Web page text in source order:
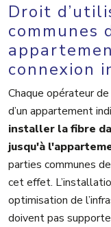
Droit
communes
connexion
Chaque opérateur
d’un appartement
installer la fibre
jusqu'à
parties communes
cet effet.
optimisation de
doivent pas